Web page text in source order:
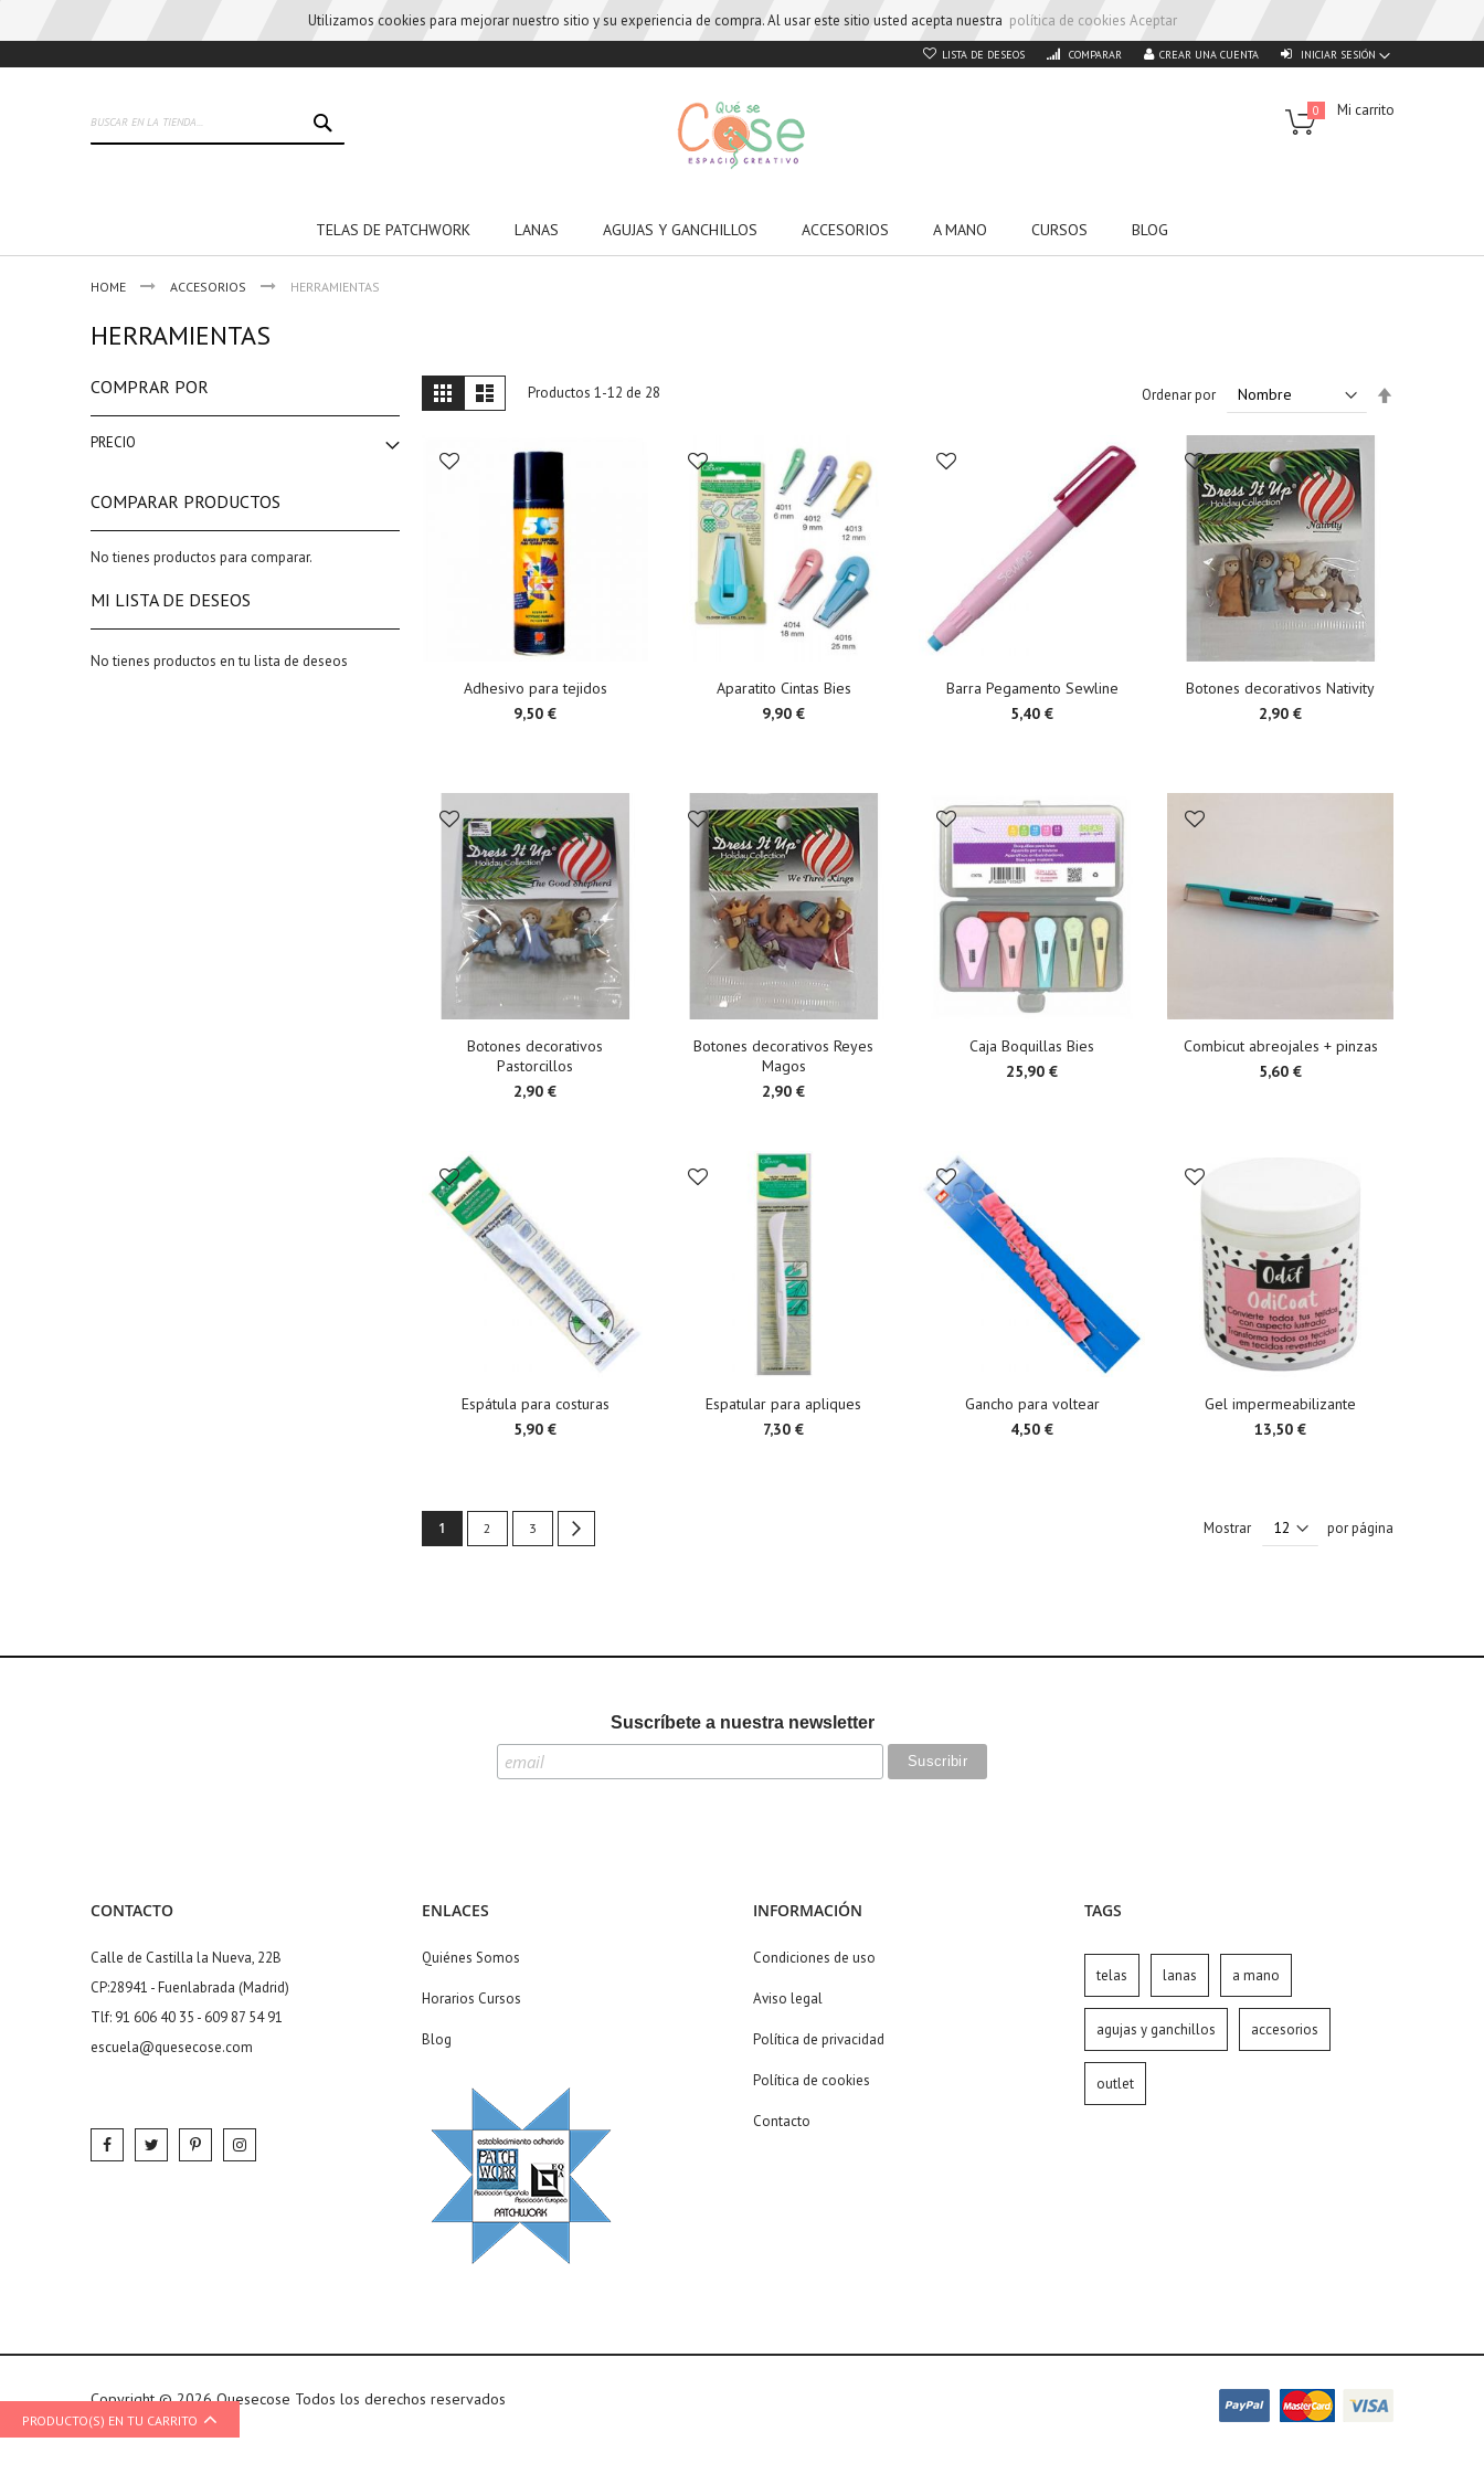
Utilizamos cookies para mejorar nuestro sitio y su experiencia de compra. Al usar este sitio usted acepta nuestra política de cookies Aceptar
to
LISTA DE DESEOS COMPARAR INICIAR SESIÓN
CREAR UNA CUENTA
Mi carrito
0
TELAS DE PATCHWORK LANAS AGUJAS Y GANCHILLOS ACCESORIOS A MANO CURSOS BLOG
HOME ACCESORIOS HERRAMIENTAS
HERRAMIENTAS
View
as
Grid List Productos 1-12 de 28 Ordenar por
Adhesivo para tejidos
9,50 €
Aparatito Cintas Bies
9,90 €
Barra Pegamento Sewline
5,40 €
Botones decorativos Nativity
2,90 €
Botones decorativos
Pastorcillos
2,90 €
Botones decorativos Reyes
Magos
2,90 €
Caja Boquillas Bies
25,90 €
Combicut abreojales + pinzas
5,60 €
Espátula para costuras
5,90 €
Espatular para apliques
7,30 €
Gancho para voltear
4,50 €
Gel impermeabilizante
13,50 €
Page
You're currently reading page
1 Page
2 Page
3 Mostrar por página
COMPRAR POR
PRECIO
COMPARAR PRODUCTOS
No tienes productos para comparar.
MI LISTA DE DESEOS
No tienes productos en tu lista de deseos
Suscríbete a nuestra newsletter
CONTACTO
Calle de Castilla la Nueva, 22B
CP:28941 - Fuenlabrada (Madrid)
Tlf: 91 606 40 35 - 609 87 54 91
escuela@quesecose.com
ENLACES
Quiénes Somos
Horarios Cursos
Blog
INFORMACIÓN
Condiciones de uso
Aviso legal
Política de privacidad
Política de cookies
Contacto
TAGS
telas lanas a mano
agujas y ganchillos accesorios
outlet
Copyright © 2026 Quesecose Todos los derechos reservados
PRODUCTO(S) EN TU CARRITO